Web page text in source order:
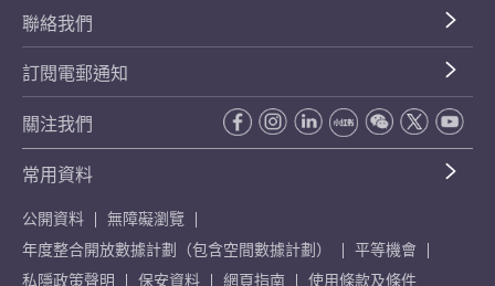
聯絡我們
訂閱電郵通知
關注我們
常用資料
公開資料
無障礙瀏覽
年度整合開放數據計劃（包含空間數據計劃）
平等機會
私隱政策聲明
保安資料 網頁指南 使用條款及條件